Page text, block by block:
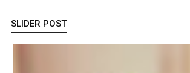
SLIDER POST